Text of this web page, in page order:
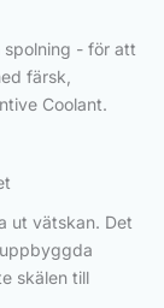
- för att
färsk,
Coolant.
ut vätskan. Det
skälen till